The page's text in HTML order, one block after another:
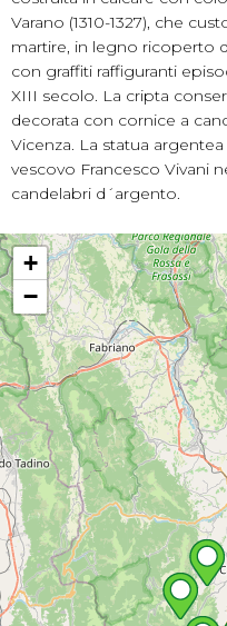
Varano (1310-1327), che
martire, in legno ricoperto
con graffiti raffiguranti
XIII secolo. La cripta
decorata con cornice a
Vicenza. La statua
vescovo Francesco Vivani
candelabri d´argento.
+
−